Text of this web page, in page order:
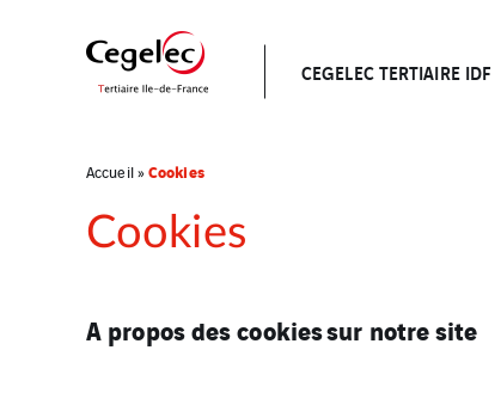
CEGELEC TERTIAIRE IDF
Accueil»Cookies
Cookies
A propos des cookies sur notre site